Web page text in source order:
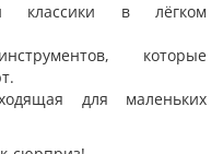
классики в лёгком
которые
для маленьких